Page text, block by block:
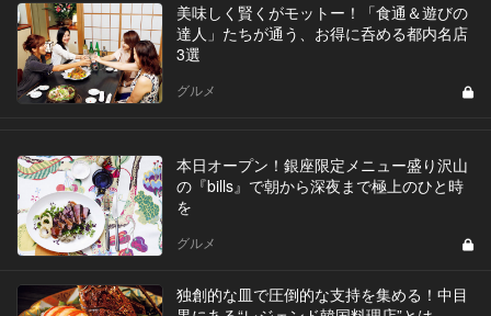
美味しく賢くがモットー！「食通＆遊びの
達人」たちが通う、お得に呑める都内名店
3選
グルメ
本日オープン！銀座限定メニュー盛り沢山
の『bills』で朝から深夜まで極上のひと時
を
グルメ
独創的な皿で圧倒的な支持を集める！中目